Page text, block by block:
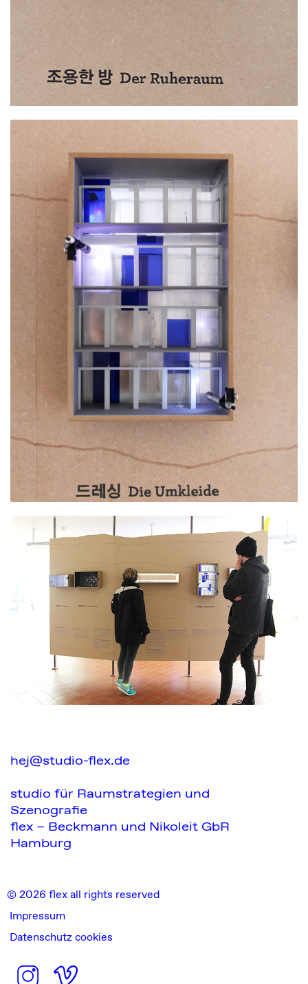
hej@studio-flex.de
studio für Raumstrategien und
Szenografie
flex – Beckmann und Nikoleit GbR
Hamburg
© 2026 flex all rights reserved
Impressum
Datenschutz cookies